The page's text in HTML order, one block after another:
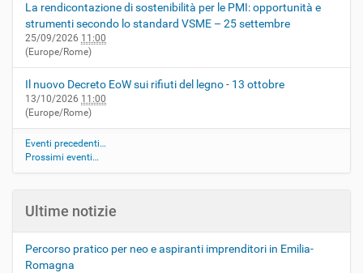
La rendicontazione di sostenibilità per le PMI: opportunità e
strumenti secondo lo standard VSME – 25 settembre
25/09/2026 11:00
(Europe/Rome)
Il nuovo Decreto EoW sui rifiuti del legno - 13 ottobre
13/10/2026 11:00
(Europe/Rome)
Eventi precedenti…
Prossimi eventi…
Ultime notizie
Percorso pratico per neo e aspiranti imprenditori in Emilia-
Romagna